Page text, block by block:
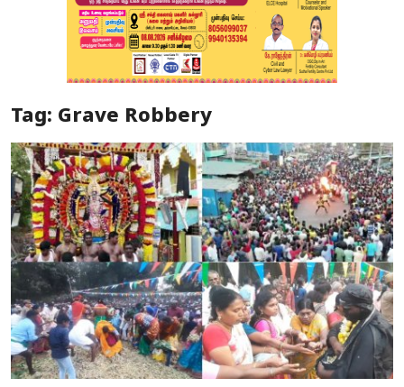
Special Story
Business
Crime
Tamilnadu
National
World
Tag: Grave Robbery